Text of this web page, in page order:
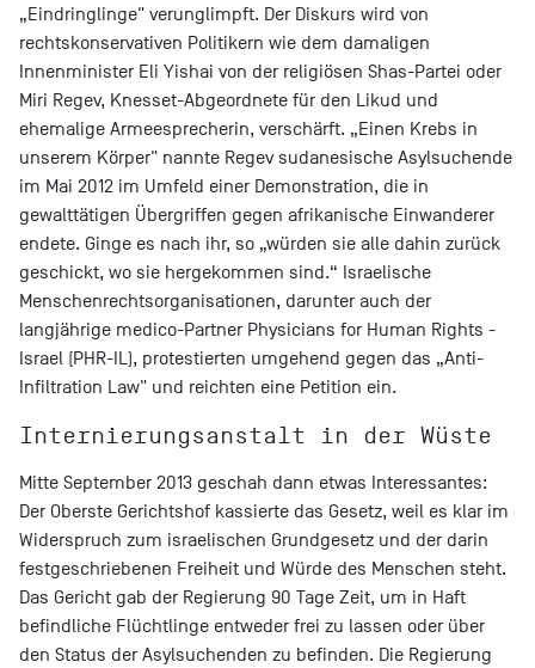
„Eindringlinge" verunglimpft. Der Diskurs wird von
rechtskonservativen Politikern wie dem damaligen
Innenminister Eli Yishai von der religiösen Shas-Partei oder
Miri Regev, Knesset-Abgeordnete für den Likud und
ehemalige Armeesprecherin, verschärft. „Einen Krebs in
unserem Körper" nannte Regev sudanesische Asylsuchende
im Mai 2012 im Umfeld einer Demonstration, die in
gewalttätigen Übergriffen gegen afrikanische Einwanderer
endete. Ginge es nach ihr, so „würden sie alle dahin zurück
geschickt, wo sie hergekommen sind.“ Israelische
Menschenrechtsorganisationen, darunter auch der
langjährige medico-Partner Physicians for Human Rights -
Israel (PHR-IL), protestierten umgehend gegen das „Anti-
Infiltration Law" und reichten eine Petition ein.
Internierungsanstalt in der Wüste
Mitte September 2013 geschah dann etwas Interessantes:
Der Oberste Gerichtshof kassierte das Gesetz, weil es klar im
Widerspruch zum israelischen Grundgesetz und der darin
festgeschriebenen Freiheit und Würde des Menschen steht.
Das Gericht gab der Regierung 90 Tage Zeit, um in Haft
befindliche Flüchtlinge entweder frei zu lassen oder über
den Status der Asylsuchenden zu befinden. Die Regierung